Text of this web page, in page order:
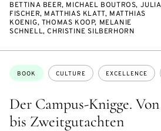
BETTINA BEER, MICHAEL BOUTROS, JULIA
FISCHER, MATTHIAS KLATT, MATTHIAS
KOENIG, THOMAS KOOP, MELANIE
SCHNELL, CHRISTINE SILBERHORN
Der Campus-Knigge.
bis Zweitgutachten
Topics:
BOOK CULTURE EXCELLENCE